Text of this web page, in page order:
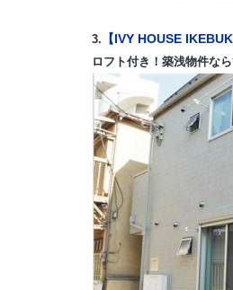
3. 【IVY HOUSE
ロフト付き！築浅物件な